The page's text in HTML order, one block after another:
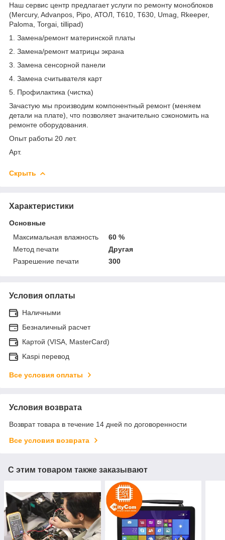
Наш сервис центр предлагает услуги по ремонту моноблоков
(Mercury, Advanpos, Pipo, АТОЛ, Т610, Т630, Umag, Rkeeper,
Paloma, Torgai, tillipad)
1. Замена/ремонт материнской платы
2. Замена/ремонт матрицы экрана
3. Замена сенсорной панели
4. Замена считывателя карт
5. Профилактика (чистка)
Зачастую мы производим компонентный ремонт (меняем
детали на плате), что позволяет значительно сэкономить на
ремонте оборудования.
Опыт работы 20 лет.
Арт.
Скрыть
Характеристики
Основные
Максимальная влажность
60 %
Метод печати
Другая
Разрешение печати
300
Условия оплаты
Наличными
Безналичный расчет
Картой (VISA, MasterCard)
Kaspi перевод
Все условия оплаты
Условия возврата
Возврат товара в течение 14 дней по договоренности
Все условия возврата
С этим товаром также заказывают